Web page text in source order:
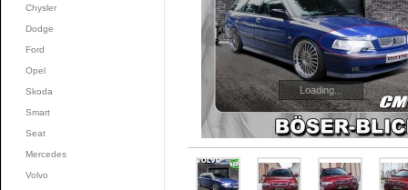
Chysler
Dodge
Ford
Opel
Skoda
Smart
Seat
Mercedes
Volvo
Loading...